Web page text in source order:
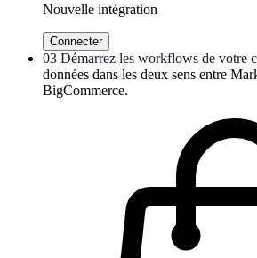
Nouvelle intégration
Connecter
03 Démarrez les workflows de votre
données dans les deux sens entre
BigCommerce.